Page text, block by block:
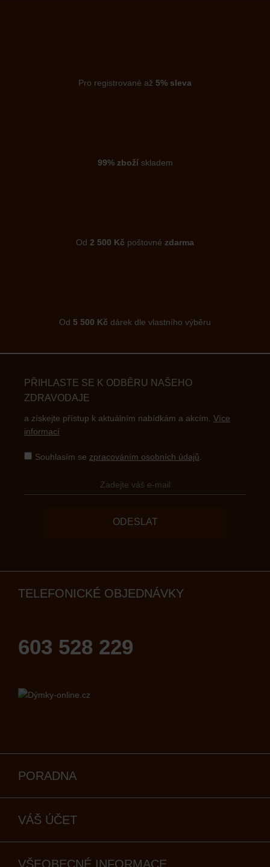
Pro registrované až 5% sleva
99% zbožískladem
Od 2 500 Kč poštovné zdarma
Od 5 500 Kč dárek dle vlastního výběru
PŘIHLASTE SE K ODBĚRU NAŠEHO
ZDRAVODAJE
a získejte přístup k aktuálním nabídkám a akcím. Více
informací
Souhlasím se zpracováním osobních údajů
ODESLAT
TELEFONICKÉ OBJEDNÁVKY
603 528 229
PORADNA
VÁŠ ÚČET
VŠEOBECNÉ INFORMACE